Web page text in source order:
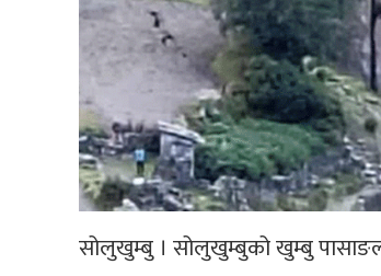
सोलुखुम्बु । सोलुखुम्बुको खुम्बु